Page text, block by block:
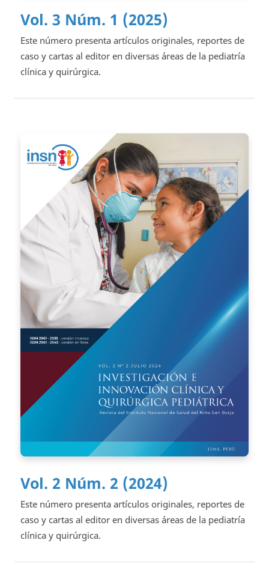
Vol. 3 Núm. 1 (2025)
Este número presenta artículos originales, reportes de
caso y cartas al editor en diversas áreas de la pediatría
clínica y quirúrgica.
Vol. 2 Núm. 2 (2024)
Este número presenta artículos originales, reportes de
caso y cartas al editor en diversas áreas de la pediatría
clínica y quirúrgica.